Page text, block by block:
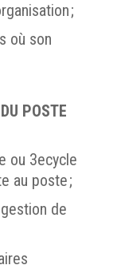
;
où son
POSTE
ou 3ecycle
au poste ;
de